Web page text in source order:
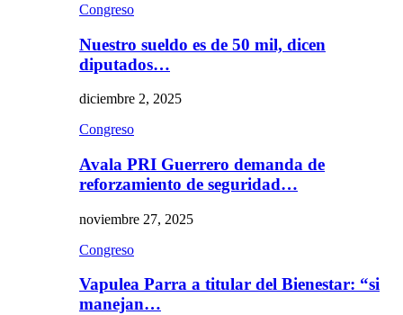
Congreso
Nuestro sueldo es de 50 mil, dicen
diputados…
diciembre 2, 2025
Congreso
Avala PRI Guerrero demanda de
reforzamiento de seguridad…
noviembre 27, 2025
Congreso
Vapulea Parra a titular del Bienestar: “si
manejan…